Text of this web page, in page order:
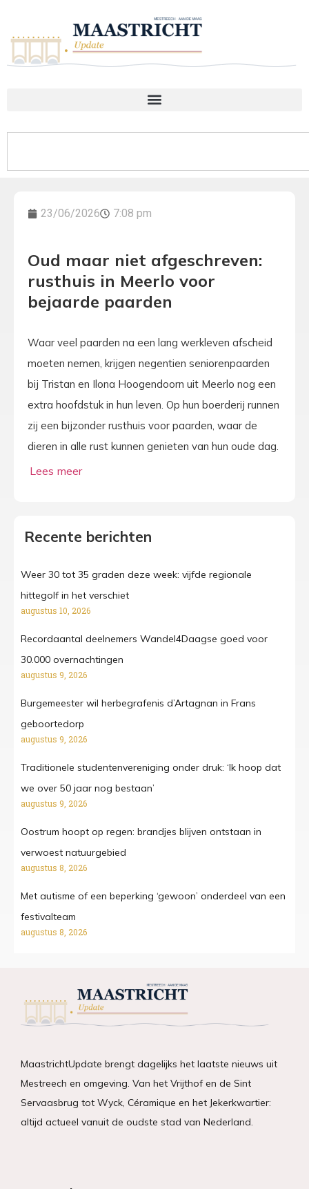
23/06/2026 7:08 pm
Oud maar niet afgeschreven:
rusthuis in Meerlo voor
bejaarde paarden
Waar veel paarden na een lang werkleven afscheid
moeten nemen, krijgen negentien seniorenpaarden
bij Tristan en Ilona Hoogendoorn uit Meerlo nog een
extra hoofdstuk in hun leven. Op hun boerderij runnen
zij een bijzonder rusthuis voor paarden, waar de
dieren in alle rust kunnen genieten van hun oude dag.
Recente berichten
Weer 30 tot 35 graden deze week: vijfde regionale
hittegolf in het verschiet
augustus 10, 2026
Recordaantal deelnemers Wandel4Daagse goed voor
30.000 overnachtingen
augustus 9, 2026
Burgemeester wil herbegrafenis d’Artagnan in Frans
geboortedorp
augustus 9, 2026
Traditionele studentenvereniging onder druk: ‘Ik hoop dat
we over 50 jaar nog bestaan’
augustus 9, 2026
Oostrum hoopt op regen: brandjes blijven ontstaan in
verwoest natuurgebied
augustus 8, 2026
Met autisme of een beperking ‘gewoon’ onderdeel van een
festivalteam
augustus 8, 2026
MaastrichtUpdate brengt dagelijks het laatste nieuws uit
Mestreech en omgeving. Van het Vrijthof en de Sint
Servaasbrug tot Wyck, Céramique en het Jekerkwartier:
altijd actueel vanuit de oudste stad van Nederland.